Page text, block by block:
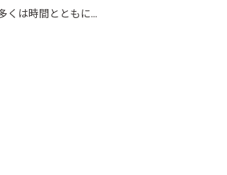
くは時間とともに...